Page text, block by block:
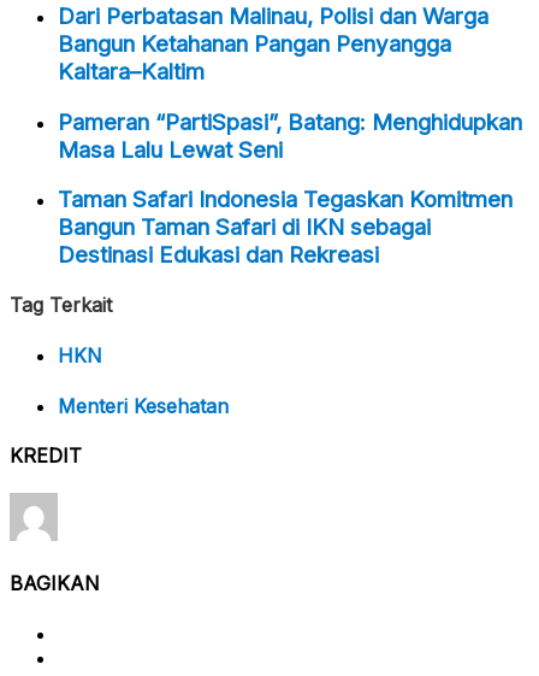
Dari Perbatasan Malinau, Polisi dan Warga
Bangun Ketahanan Pangan Penyangga
Kaltara–Kaltim
Pameran “PartiSpasi”, Batang: Menghidupkan
Masa Lalu Lewat Seni
Taman Safari Indonesia Tegaskan Komitmen
Bangun Taman Safari di IKN sebagai
Destinasi Edukasi dan Rekreasi
Tag Terkait
HKN
Menteri Kesehatan
KREDIT
BAGIKAN